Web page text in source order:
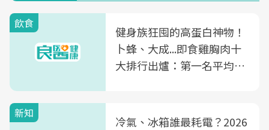
飲食
健身族狂囤的高蛋白神物！
卜蜂、大成...即食雞胸肉十
大排行出爐：第一名平均一
新知
冷氣、冰箱誰最耗電？2026